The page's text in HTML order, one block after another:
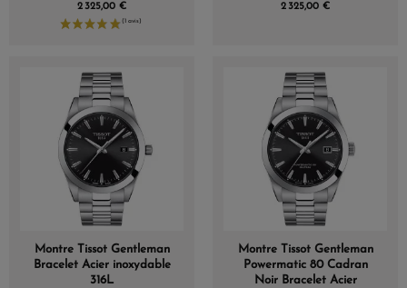
2 325,00 € 2 325,00 €
Montre Tissot Gentleman
Bracelet Acier inoxydable
316L
Montre Tissot Gentleman
Powermatic 80 Cadran
Noir Bracelet Acier